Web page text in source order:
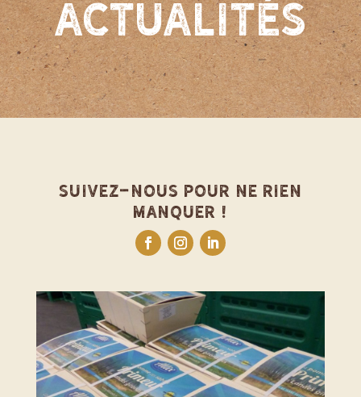
actualités
Suivez-nous pour ne rien
manquer !